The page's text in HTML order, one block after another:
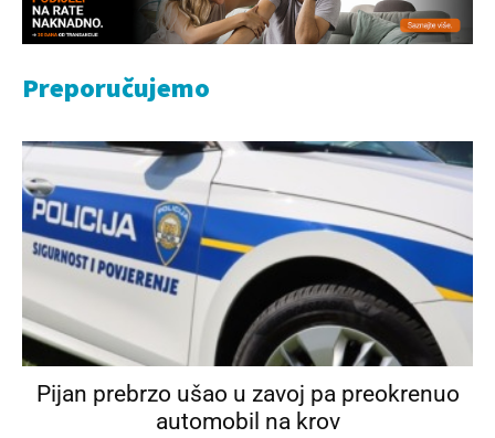
Preporučujemo
Pijan prebrzo ušao u zavoj pa preokrenuo
automobil na krov